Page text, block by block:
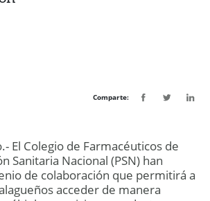
Comparte:
El Colegio de Farmacéuticos de
Sanitaria Nacional (PSN) han
de colaboración que permitirá a
acceder de manera